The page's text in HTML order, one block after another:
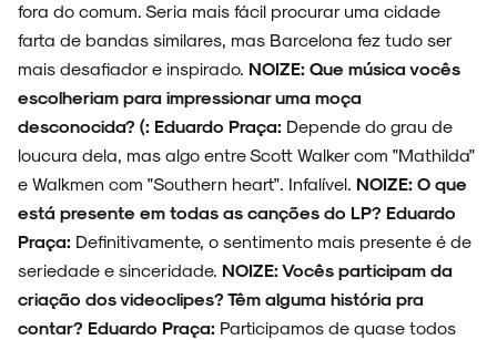
fora do comum. Seria mais fácil procurar uma cidade
farta de bandas similares, mas Barcelona fez tudo ser
mais desafiador e inspirado. NOIZE: Que música vocês
escolheriam para impressionar uma moça
desconocida? (: Eduardo Praça: Depende do grau de
loucura dela, mas algo entre Scott Walker com "Mathilda"
e Walkmen com "Southern heart". Infalível. NOIZE: O que
está presente em todas as canções do LP? Eduardo
Praça: Definitivamente, o sentimento mais presente é de
seriedade e sinceridade. NOIZE: Vocês participam da
criação dos videoclipes? Têm alguma história pra
contar? Eduardo Praça: Participamos de quase todos